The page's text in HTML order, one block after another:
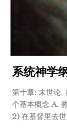
系统神学
第十章: 末世论
个基本概念 A.
2) 在基督里去